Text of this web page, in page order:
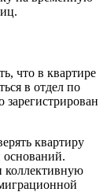
что в квартире
в отдел по
квартиру
оснований.
коллективную